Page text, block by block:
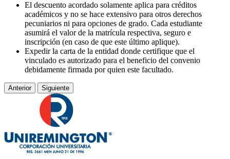
El descuento acordado solamente aplica para créditos
académicos y no se hace extensivo para otros derechos
pecuniarios ni para opciones de grado. Cada estudiante
asumirá el valor de la matrícula respectiva, seguro e
inscripción (en caso de que este último aplique).
Expedir la carta de la entidad donde certifique que el
vinculado es autorizado para el beneficio del convenio
debidamente firmada por quien este facultado.
Anterior Siguiente